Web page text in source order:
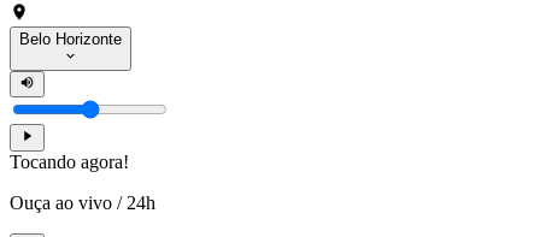
Belo Horizonte
Tocando agora!
Ouça ao vivo / 24h